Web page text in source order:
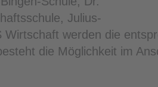
Julius-
Wirtschaft werden die
die Möglichkeit im